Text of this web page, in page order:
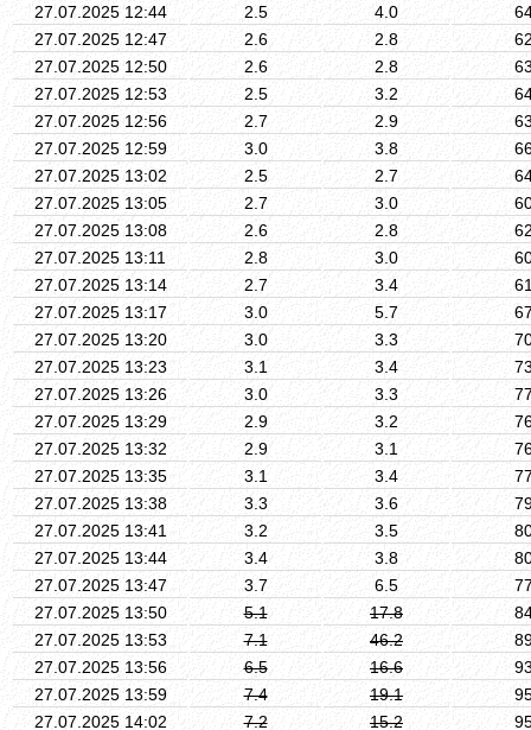
27.07.2025 12:44
2.5 4.0
27.07.2025 12:47
2.6 2.8
27.07.2025 12:50
2.6 2.8
27.07.2025 12:53
2.5 3.2
27.07.2025 12:56
2.7 2.9
27.07.2025 12:59
3.0 3.8
27.07.2025 13:02
2.5 2.7
27.07.2025 13:05
2.7 3.0
27.07.2025 13:08
2.6 2.8
27.07.2025 13:11
2.8 3.0
27.07.2025 13:14
2.7 3.4
27.07.2025 13:17
3.0 5.7
27.07.2025 13:20
3.0 3.3
27.07.2025 13:23
3.1 3.4
27.07.2025 13:26
3.0 3.3
27.07.2025 13:29
2.9 3.2
27.07.2025 13:32
2.9 3.1
27.07.2025 13:35
3.1 3.4
27.07.2025 13:38
3.3 3.6
27.07.2025 13:41
3.2 3.5
27.07.2025 13:44
3.4 3.8
27.07.2025 13:47
3.7 6.5
27.07.2025 13:50
5.1 17.8
27.07.2025 13:53
7.1 46.2
27.07.2025 13:56
6.5 16.6
27.07.2025 13:59
7.4 19.1
27.07.2025 14:02
7.2 15.2